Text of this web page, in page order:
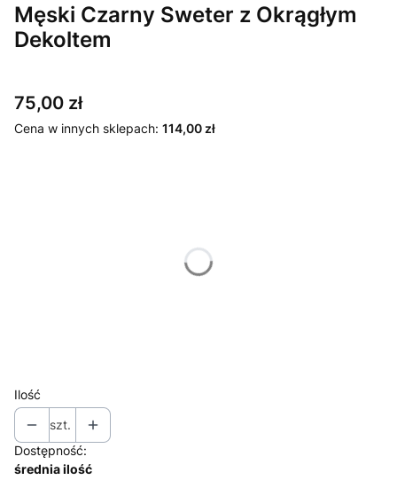
Męski Czarny Sweter z Okrągłym
Dekoltem
Cena
75,00 zł
Cena w innych sklepach: 114,00 zł
Ilość
szt.
Dostępność:
średnia ilość